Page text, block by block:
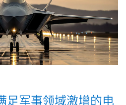
足军事领域激增的电